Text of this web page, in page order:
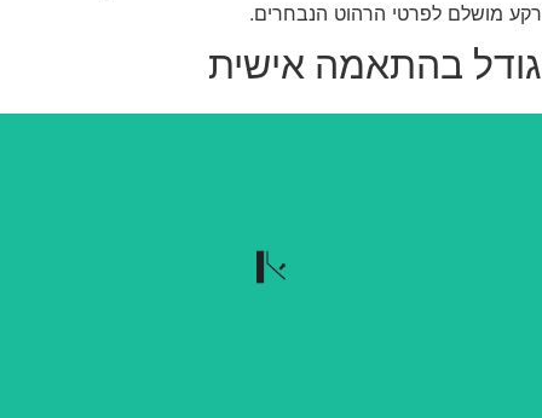
מושלם לפרטי הרהוט הנבחרים.
בהתאמה אישית
נשלף בקלות